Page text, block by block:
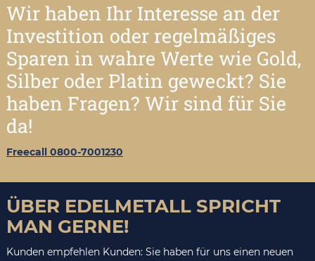
Wir haben Ihr Interesse an der
Investition oder regelmäßiges
Sparen in wahre Werte wie Gold,
Silber oder Platin geweckt? Sie
haben Fragen? Wir sind für Sie
da!
Freecall 0800-7001230
ÜBER EDELMETALL SPRICHT
MAN GERNE!
Kunden empfehlen Kunden: Sie haben für uns einen neuen